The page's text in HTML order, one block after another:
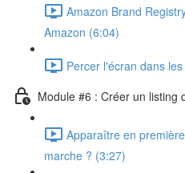
Amazon Brand
Amazon (6:04)
Percer l'écran dans
Module #6 : Créer un listing
Apparaître en
marche ? (3:27)